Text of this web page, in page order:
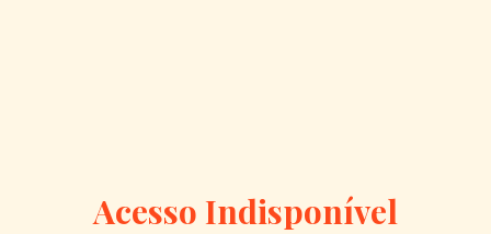
Acesso Indisponível